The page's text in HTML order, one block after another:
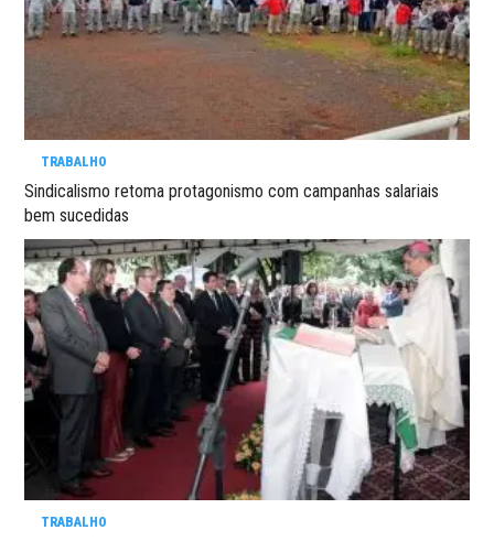
TRABALHO
Sindicalismo retoma protagonismo com campanhas salariais
bem sucedidas
TRABALHO